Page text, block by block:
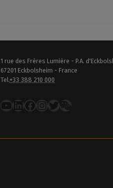
1 rue des Frères Lumière - P.A.
67201 Eckbolsheim - France
Tel.+33 388 210 000
YouTube
LinkedIn
在 Facebook 上Instagram
推特